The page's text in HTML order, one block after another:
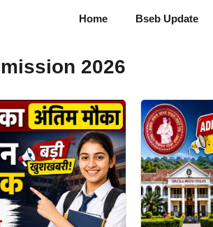
Home Bseb Update
2026